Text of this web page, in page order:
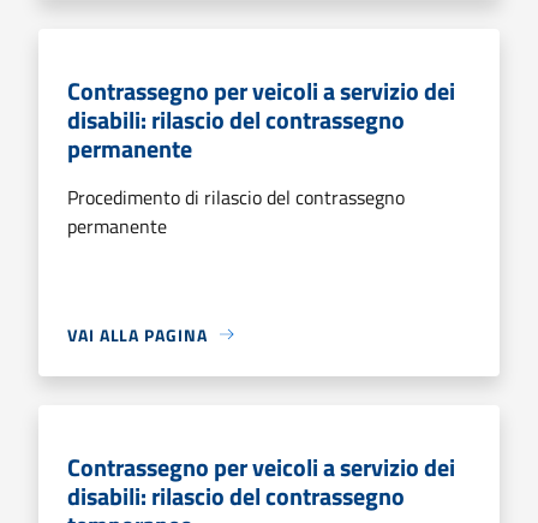
Contrassegno per veicoli a servizio dei
disabili: rilascio del contrassegno
permanente
Procedimento di rilascio del contrassegno
permanente
VAI ALLA PAGINA
Contrassegno per veicoli a servizio dei
disabili: rilascio del contrassegno